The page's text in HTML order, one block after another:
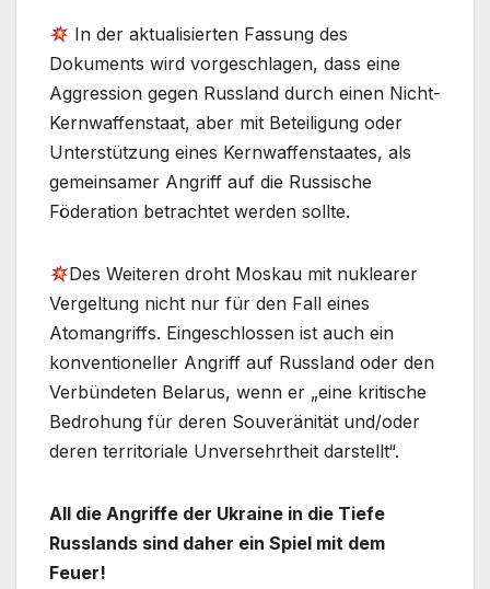
In der aktualisierten Fassung des
Dokuments wird vorgeschlagen, dass eine
Aggression gegen Russland durch einen Nicht-
Kernwaffenstaat, aber mit Beteiligung oder
Unterstützung eines Kernwaffenstaates, als
gemeinsamer Angriff auf die Russische
Föderation betrachtet werden sollte.
Des Weiteren droht Moskau mit nuklearer
Vergeltung nicht nur für den Fall eines
Atomangriffs. Eingeschlossen ist auch ein
konventioneller Angriff auf Russland oder den
Verbündeten Belarus, wenn er „eine kritische
Bedrohung für deren Souveränität und/oder
deren territoriale Unversehrtheit darstellt“.
All die Angriffe der Ukraine in die Tiefe
Russlands sind daher ein Spiel mit dem
Feuer!